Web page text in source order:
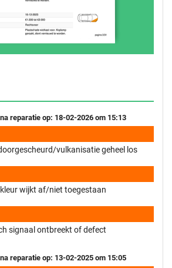
reparatie op: 18-02-2026 om 15:13
vulkanisatie geheel los
wijkt af/niet toegestaan
signaal ontbreekt of defect
reparatie op: 13-02-2025 om 15:05